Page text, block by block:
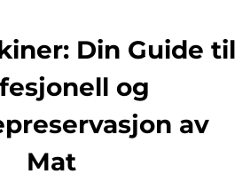
Din Guide til
og
av
Mat